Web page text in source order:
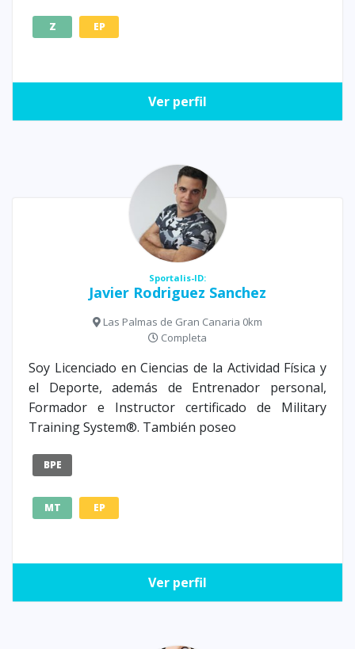
Z EP
Ver perfil
Sportalis-ID:
Javier Rodriguez Sanchez
Las Palmas de Gran Canaria 0km
Completa
Soy Licenciado en Ciencias de la Actividad Física y
el Deporte, además de Entrenador personal,
Formador e Instructor certificado de Military
Training System®. También poseo
BPE
MT EP
Ver perfil